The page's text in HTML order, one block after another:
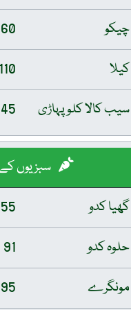
چیکو
کیلا
110
سیب کالا کلو پہاڑی
سبزیوں
گھیا کدو
55
حلوہ کدو
91
مونگرے
95